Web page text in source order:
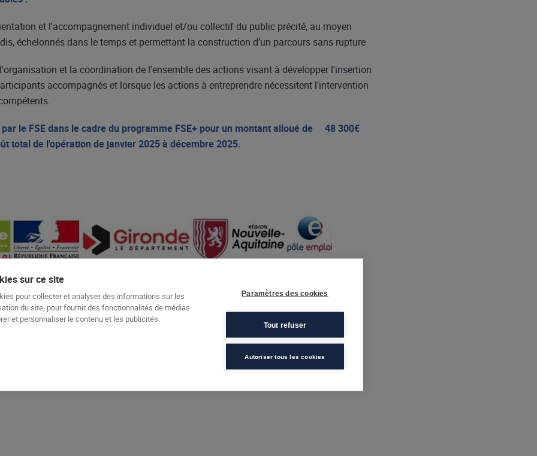
et l'accompagnement individuel et/ou collectif du public précité, au moyen
échelonnés dans le temps et permettant la construction d’un parcours sans rupture
et la coordination de l'ensemble des actions visant à développer l'insertion
accompagnés et lorsque les actions à entreprendre nécessitent l'intervention
le FSE dans le cadre du programme FSE+ pour un montant alloué de 48 300€
total de l'opération de janvier 2025 à décembre 2025.
sur ce site
pour collecter et analyser des informations sur les
du site, pour fournir des fonctionnalités de médias
et personnaliser le contenu et les publicités.
Paramètres des cookies
Tout refuser
Autoriser tous les cookies